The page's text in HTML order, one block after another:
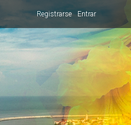
Registrarse Entrar